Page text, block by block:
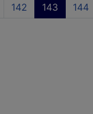
142 143 144